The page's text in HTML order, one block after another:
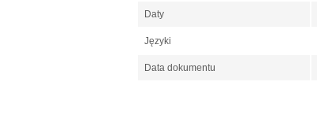
Daty
Języki
Data dokumentu